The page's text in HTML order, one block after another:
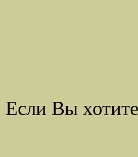
Если Вы